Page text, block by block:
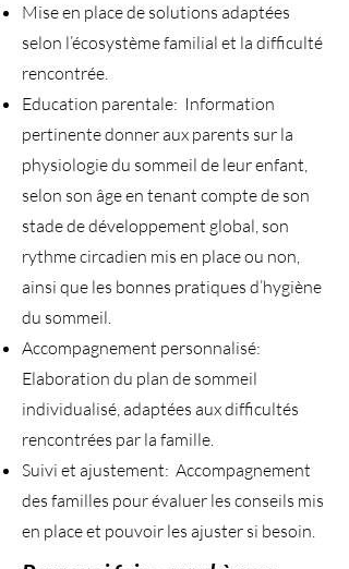
Mise en place de solutions adaptées
selon l’écosystème familial et la difficulté
rencontrée.
Education parentale: Information
pertinente donner aux parents sur la
physiologie du sommeil de leur enfant,
selon son âge en tenant compte de son
stade de développement global, son
rythme circadien mis en place ou non,
ainsi que les bonnes pratiques d’hygiène
du sommeil.
Accompagnement personnalisé:
Elaboration du plan de sommeil
individualisé, adaptées aux difficultés
rencontrées par la famille.
Suivi et ajustement: Accompagnement
des familles pour évaluer les conseils mis
en place et pouvoir les ajuster si besoin.